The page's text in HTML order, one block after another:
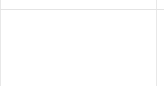
Zlepšuje vstřebávání živin